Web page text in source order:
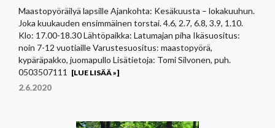
Maastopyöräilyä lapsille Ajankohta: Kesäkuusta – lokakuuhun.
Joka kuukauden ensimmäinen torstai. 4.6, 2.7, 6.8, 3.9, 1.10.
Klo: 17.00-18.30 Lähtöpaikka: Latumajan piha Ikäsuositus:
noin 7-12 vuotiaille Varustesuositus: maastopyörä,
kypäräpakko, juomapullo Lisätietoja: Tomi Silvonen, puh.
0503507111
[LUE LISÄÄ »]
2.6.2020